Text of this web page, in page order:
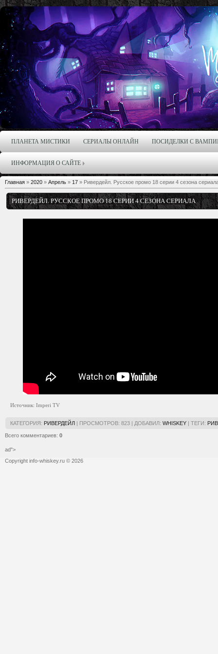
ПЛАНЕТА МИСТИКИ СЕРИАЛЫ ОНЛАЙН ПОСИДЕЛКИ С
ИНФОРМАЦИЯ О САЙТЕ
Главная » 2020 » Апрель » 17 » Ривердейл. Русское промо 18 серии 4 сезона
РИВЕРДЕЙЛ. РУССКОЕ ПРОМО 18 СЕРИИ 4 СЕЗОНА СЕРИАЛА
Источник: Imperi TV
КАТЕГОРИЯ: РИВЕРДЕЙЛ | ПРОСМОТРОВ: 823 | ДОБАВИЛ: WHISKEY | ТЕГИ:
Всего комментариев: 0
ad">
Copyright info-whiskey.ru © 2026